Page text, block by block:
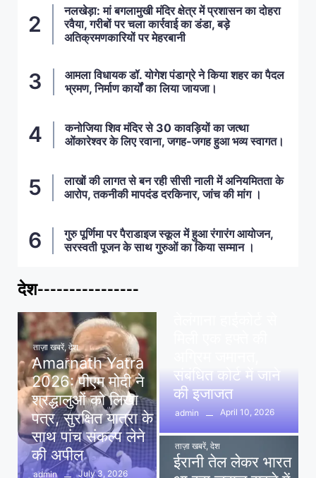
नलखेड़ा: मां बगलामुखी मंदिर क्षेत्र में प्रशासन का दोहरा
रवैया, गरीबों पर चला कार्रवाई का डंडा, बड़े
अतिक्रमणकारियों पर मेहरबानी
आमला विधायक डॉ. योगेश पंडाग्रे ने किया शहर का पैदल
भ्रमण, निर्माण कार्यों का लिया जायजा।
कनोजिया शिव मंदिर से 30 कावड़ियों का जत्था
ओंकारेश्वर के लिए रवाना, जगह-जगह हुआ भव्य स्वागत।
लाखों की लागत से बन रही सीसी नाली में अनियमितता के
आरोप, तकनीकी मापदंड दरकिनार, जांच की मांग ।
गुरु पूर्णिमा पर पैराडाइज स्कूल में हुआ रंगारंग आयोजन,
सरस्वती पूजन के साथ गुरुओं का किया सम्मान ।
देश----------------
ताज़ा खबरें, देश
Amarnath Yatra
2026: पीएम मोदी ने
श्रद्धालुओं को लिखा
पत्र, सुरक्षित यात्रा के
साथ पांच संकल्प लेने
की अपील
admin July 3, 2026
संबंधित कोर्ट में जाने
की इजाजत
admin April 10, 2026
ताज़ा खबरें, देश
ईरानी तेल लेकर भारत